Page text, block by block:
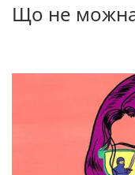
Що не можна